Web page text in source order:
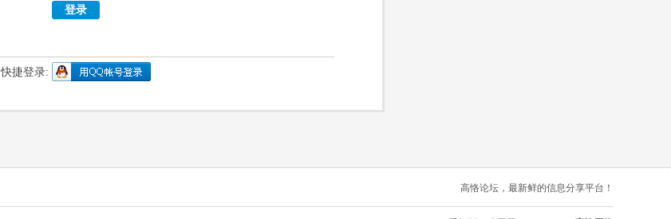
登录
快捷登录:
高恪论坛，最新鲜的信息分享平台！